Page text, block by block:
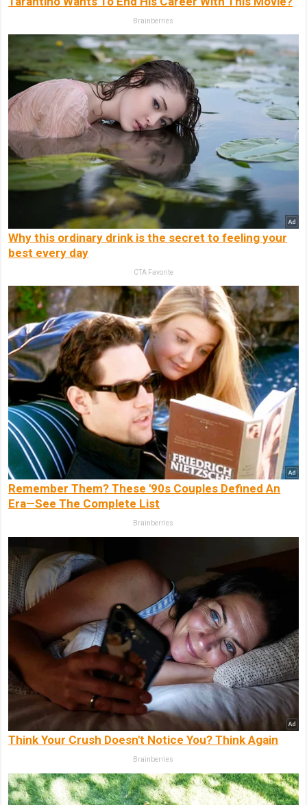
Brainberries
Why this ordinary drink is the secret to feeling your
best every day
CTA Favorite
Remember Them? These '90s Couples Defined An
Era—See The Complete List
Brainberries
Think Your Crush Doesn't Notice You? Think Again
Brainberries